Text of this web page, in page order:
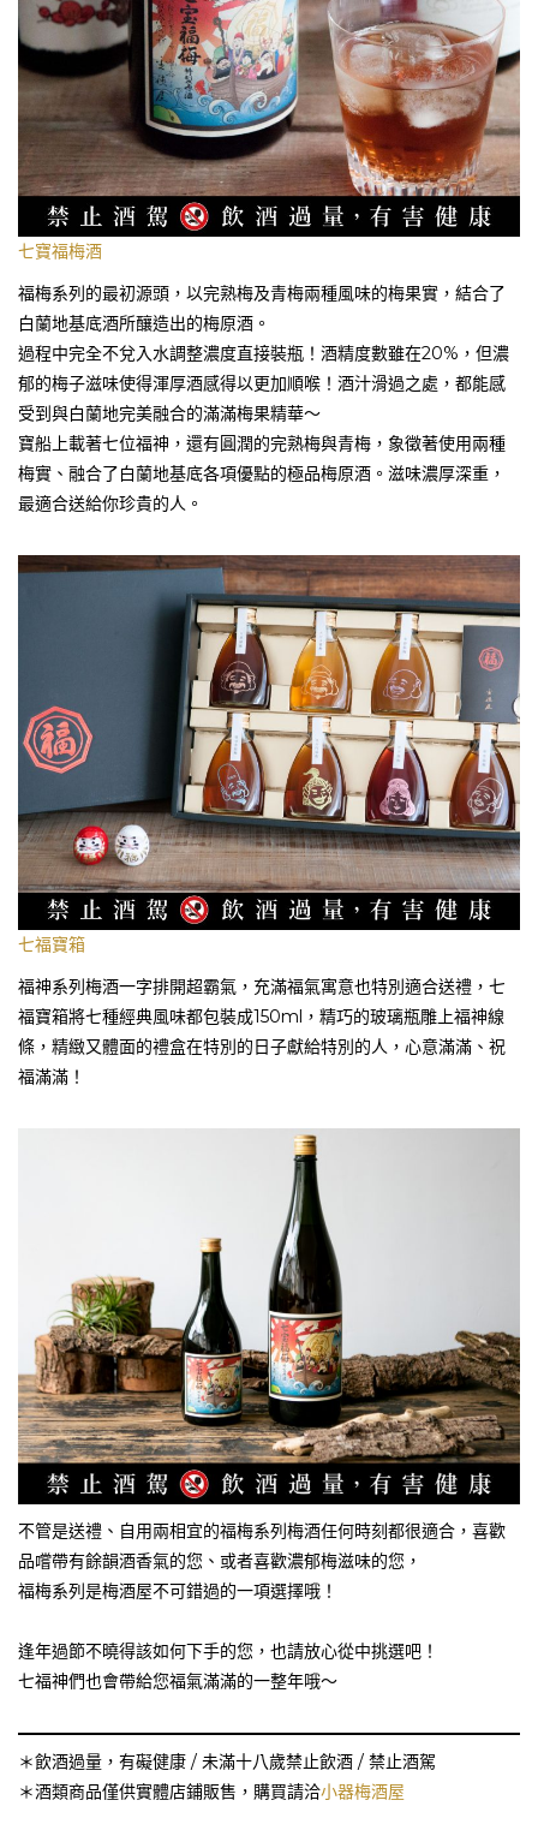
七寶福梅酒
福梅系列的最初源頭，以完熟梅及青梅兩種風味的梅果實，結合了
白蘭地基底酒所釀造出的梅原酒。
過程中完全不兌入水調整濃度直接裝瓶！酒精度數雖在20%，但濃
郁的梅子滋味使得渾厚酒感得以更加順喉！酒汁滑過之處，都能感
受到與白蘭地完美融合的滿滿梅果精華～
寶船上載著七位福神，還有圓潤的完熟梅與青梅，象徵著使用兩種
梅實、融合了白蘭地基底各項優點的極品梅原酒。滋味濃厚深重，
最適合送給你珍貴的人。
七福寶箱
福神系列梅酒一字排開超霸氣，充滿福氣寓意也特別適合送禮，七
福寶箱將七種經典風味都包裝成150ml，精巧的玻璃瓶雕上福神線
條，精緻又體面的禮盒在特別的日子獻給特別的人，心意滿滿、祝
福滿滿！
不管是送禮、自用兩相宜的福梅系列梅酒任何時刻都很適合，喜歡
品嚐帶有餘韻酒香氣的您、或者喜歡濃郁梅滋味的您，
福梅系列是梅酒屋不可錯過的一項選擇哦！
逢年過節不曉得該如何下手的您，也請放心從中挑選吧！
七福神們也會帶給您福氣滿滿的一整年哦～
＊飲酒過量，有礙健康 / 未滿十八歲禁止飲酒 / 禁止酒駕
＊酒類商品僅供實體店鋪販售，購買請洽小器梅酒屋